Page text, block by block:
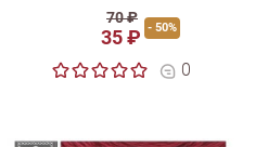
70 ₽
35 ₽ - 50%
0